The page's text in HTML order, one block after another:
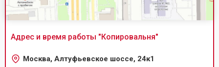
Адрес и время работы "Копировальня"
Москва, Алтуфьевское шоссе, 24к1